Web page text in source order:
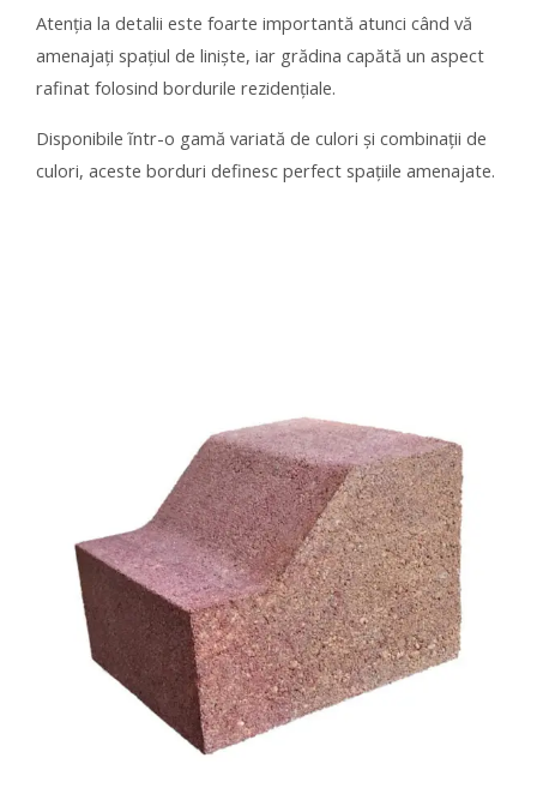
Atenţia la detalii este foarte importantă atunci când vă
amenajaţi spaţiul de linişte, iar grădina capătă un aspect
rafinat folosind bordurile rezidenţiale.
Disponibile ĩntr-o gamă variată de culori şi combinaţii de
culori, aceste borduri definesc perfect spaţiile amenajate.